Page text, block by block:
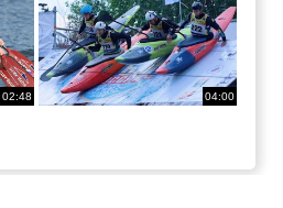
02:48 04:00